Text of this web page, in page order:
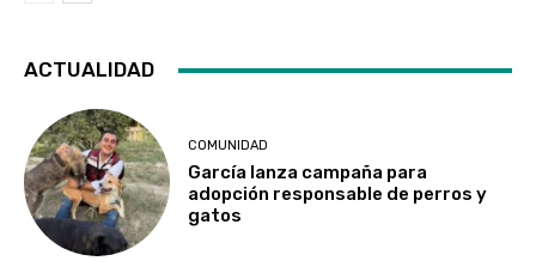
ACTUALIDAD
COMUNIDAD
García lanza campaña para
adopción responsable de perros y
gatos